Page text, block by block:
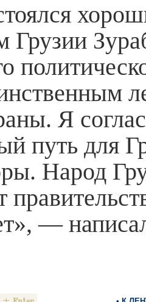
Грузии
Я
путь для
Народ
—